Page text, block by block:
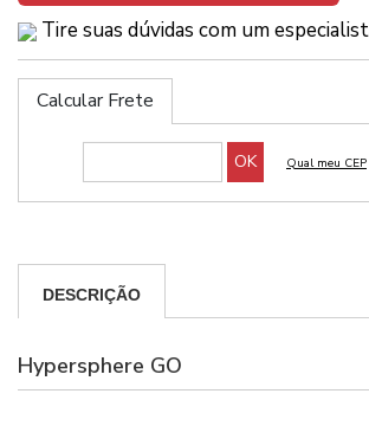
Tire suas dúvidas com um
Calcular Frete
DESCRIÇÃO
Hypersphere GO